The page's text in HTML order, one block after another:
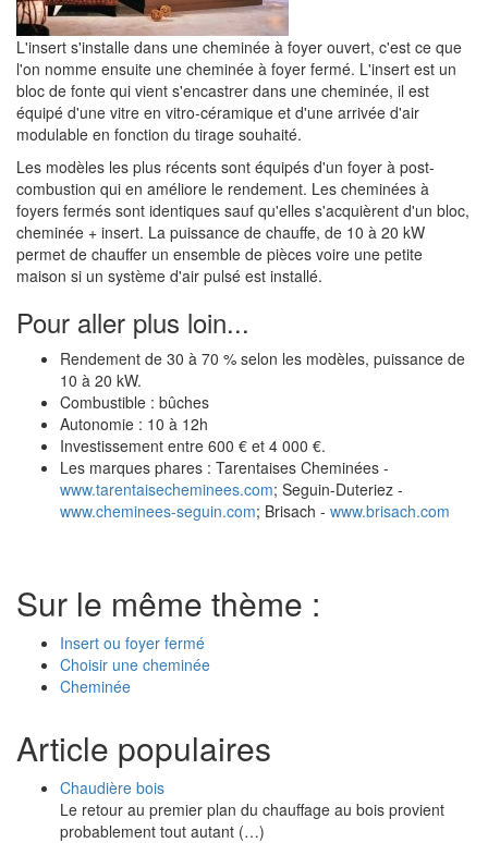
L'insert s'installe dans une cheminée à foyer ouvert, c'est ce que
l'on nomme ensuite une cheminée à foyer fermé. L'insert est un
bloc de fonte qui vient s'encastrer dans une cheminée, il est
équipé d'une vitre en vitro-céramique et d'une arrivée d'air
modulable en fonction du tirage souhaité.
Les modèles les plus récents sont équipés d'un foyer à post-
combustion qui en améliore le rendement. Les cheminées à
foyers fermés sont identiques sauf qu'elles s'acquièrent d'un bloc,
cheminée + insert. La puissance de chauffe, de 10 à 20 kW
permet de chauffer un ensemble de pièces voire une petite
maison si un système d'air pulsé est installé.
Pour aller plus loin...
Rendement de 30 à 70 % selon les modèles, puissance de
10 à 20 kW.
Combustible : bûches
Autonomie : 10 à 12h
Investissement entre 600 € et 4 000 €.
Les marques phares : Tarentaises Cheminées -
www.tarentaisecheminees.com; Seguin-Duteriez -
www.cheminees-seguin.com; Brisach - www.brisach.com
Sur le même thème :
Insert ou foyer fermé
Choisir une cheminée
Cheminée
Article populaires
Chaudière bois
Le retour au premier plan du chauffage au bois provient
probablement tout autant (…)